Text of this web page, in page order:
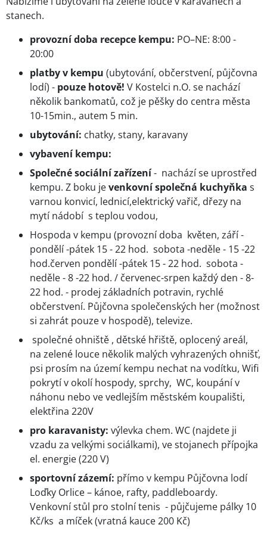
stanech.
provozní doba recepce kempu: PO–NE: 8:00 -
20:00
platby v kempu (ubytování, občerstvení, půjčovna
lodí) - pouze hotově! V Kostelci n.O. se nachází
několik bankomatů, což je pěšky do centra města
10-15min., autem 5 min.
ubytování: chatky, stany, karavany
vybavení kempu:
Společné sociální zařízení- nachází se uprostřed
kempu. Z boku jevenkovní společná kuchyňka s
varnou konvicí, lednicí,elektrický vařič, dřezy na
mytí nádobí s teplou vodou,
Hospoda v kempu (provozní doba květen, září -
pondělí -pátek 15 - 22 hod. sobota -neděle - 15 -22
hod.červen pondělí -pátek 15 - 22 hod. sobota -
neděle - 8 -22 hod. / červenec-srpen každý den - 8-
22 hod. - prodej základních potravin, rychlé
občerstvení. Půjčovna společenských her (možnost
si zahrát pouze v hospodě), televize.
společné ohniště , dětské hřiště, oplocený areál,
na zelené louce několik malých vyhrazených ohnišť,
psi prosím na území kempu nechat na vodítku, Wifi
pokrytí v okolí hospody, sprchy, WC, koupání v
náhonu nebo ve vedlejším městském koupališti,
elektřina 220V
pro karavanisty: výlevka chem. WC (najdete ji
vzadu za velkými sociálkami), ve stojanech přípojka
el. energie (220 V)
sportovní zázemí: přímo v kempu Půjčovna lodí
Loďky Orlice – kánoe, rafty, paddleboardy.
Venkovní stůl pro stolní tenis - půjčujeme pálky 10
Kč/ks a míček (vratná kauce 200 Kč)